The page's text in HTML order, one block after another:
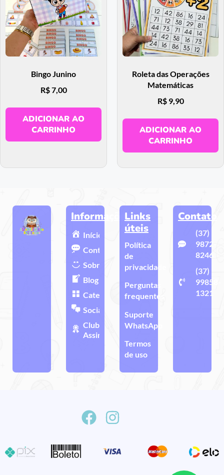
Bingo Junino
R$7,00
ADICIONAR AO
CARRINHO
Roleta das Operações
Matemáticas
R$9,90
ADICIONAR AO
CARRINHO
Informações
Início
Contato
Sobre
Blog
Categorias
Sociais
Clube de
Assinatura
Links
úteis
Política
de
privacidade
Perguntas
frequentes
Suporte
WhatsApp
Termos
de uso
Contato
(37)
9872-
8246
(37)
99858-
1321